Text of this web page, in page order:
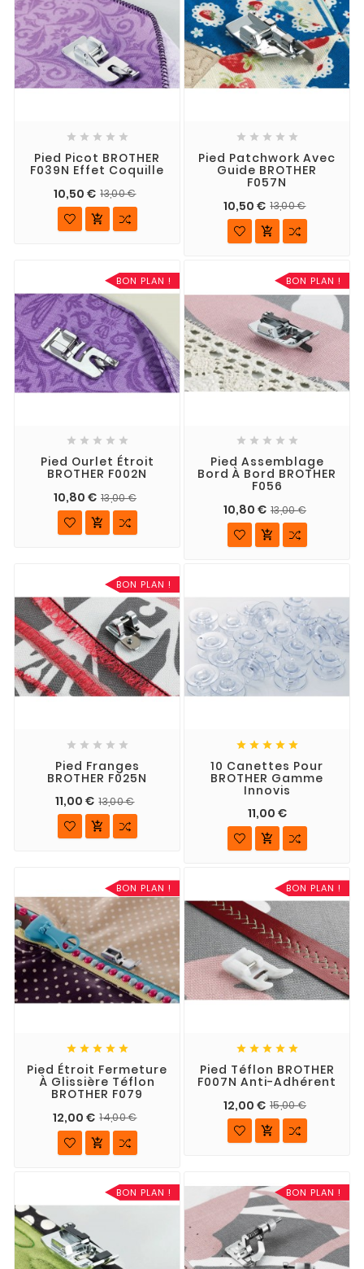
    
Pied Picot BROTHER
F039N Effet Coquille
10,50 € 13,00 €

    
Pied Patchwork Avec
Guide BROTHER
F057N
10,50 € 13,00 €

BON PLAN !
    
Pied Ourlet Étroit
BROTHER F002N
10,80 € 13,00 €

BON PLAN !
    
Pied Assemblage
Bord À Bord BROTHER
F056
10,80 € 13,00 €

BON PLAN !
    
Pied Franges
BROTHER F025N
11,00 € 13,00 €

    
10 Canettes Pour
BROTHER Gamme
Innovis
11,00 €

BON PLAN !
    
Pied Étroit Fermeture
À Glissière Téflon
BROTHER F079
12,00 € 14,00 €

BON PLAN !
    
Pied Téflon BROTHER
F007N Anti-Adhérent
12,00 € 15,00 €

BON PLAN ! BON PLAN !